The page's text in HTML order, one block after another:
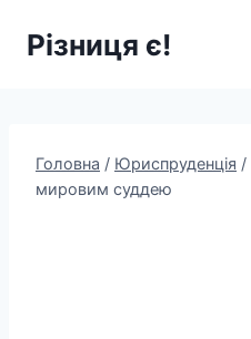
Різниця є!
Головна / Юриспруденція /
мировим суддею